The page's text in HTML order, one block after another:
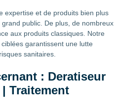
expertise et de produits bien plus
public. De plus, de nombreux
aux produits classiques. Notre
garantissent une lutte
sanitaires.
: Deratiseur
Traitement